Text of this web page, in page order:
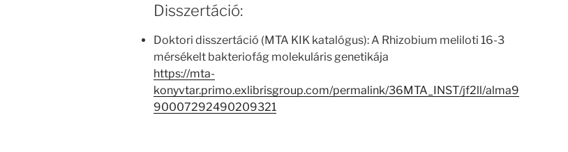
Disszertáció:
Doktori disszertáció (MTA KIK katalógus): A Rhizobium meliloti 16-3
mérsékelt bakteriofág molekuláris genetikája
https://mta-
konyvtar.primo.exlibrisgroup.com/permalink/36MTA_INST/jf2ll/alma9
90007292490209321